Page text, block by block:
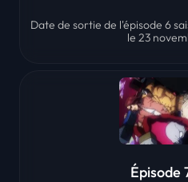
Date de sortie de l'épisode 6
le 23
Épisode